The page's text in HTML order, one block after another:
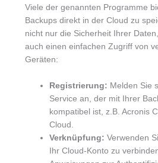
Viele der genannten Programme
Backups direkt in der Cloud zu
nicht nur die Sicherheit Ihrer
auch einen einfachen Zugriff von
Geräten:
Registrierung: Melden Sie
Service an, der mit Ihrer
kompatibel ist, z.B. Acronis
Cloud.
Verknüpfung: Verwenden
Ihr Cloud-Konto zu